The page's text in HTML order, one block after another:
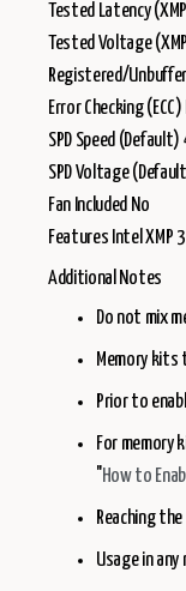
Tested Latency
Tested Voltage
Registered/
Error Checking (ECC)
SPD Speed
SPD Voltage
Fan Included No
Features Intel XMP
Additional Notes
Do not mix
Memory kits
Prior to
For memory
"How to
Reaching
Usage in